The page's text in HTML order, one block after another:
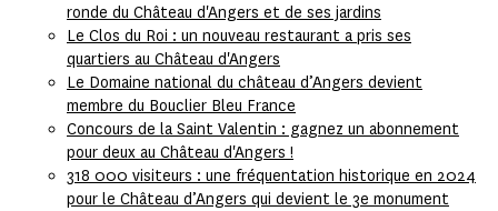
ronde du Château d'Angers et de ses jardins
Le Clos du Roi : un nouveau restaurant a pris ses
quartiers au Château d'Angers
Le Domaine national du château d’Angers devient
membre du Bouclier Bleu France
Concours de la Saint Valentin : gagnez un abonnement
pour deux au Château d'Angers !
318 000 visiteurs : une fréquentation historique en 2024
pour le Château d’Angers qui devient le 3e monument